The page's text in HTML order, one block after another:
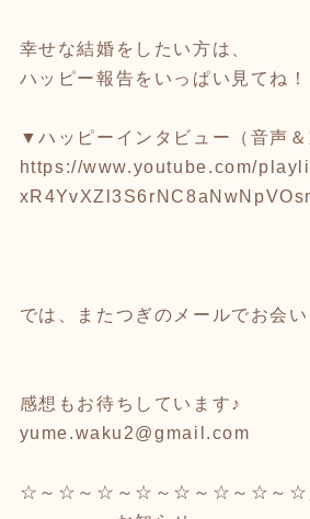
幸せな結婚をしたい方は、
ハッピー報告をいっぱい見てね！
▼ハッピーインタビュー（音声＆
https://www.youtube.com/
では、またつぎのメールでお会
感想もお待ちしています♪
yume.waku2@gmail.com
☆～☆～☆～☆～☆～☆～☆～☆